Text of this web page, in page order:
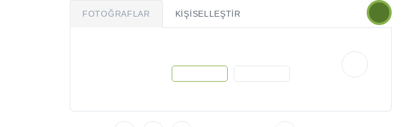
FOTOĞRAFLAR KIŞISELLEŞTIR